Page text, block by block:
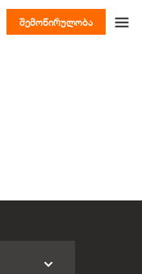
შემოწირულობა